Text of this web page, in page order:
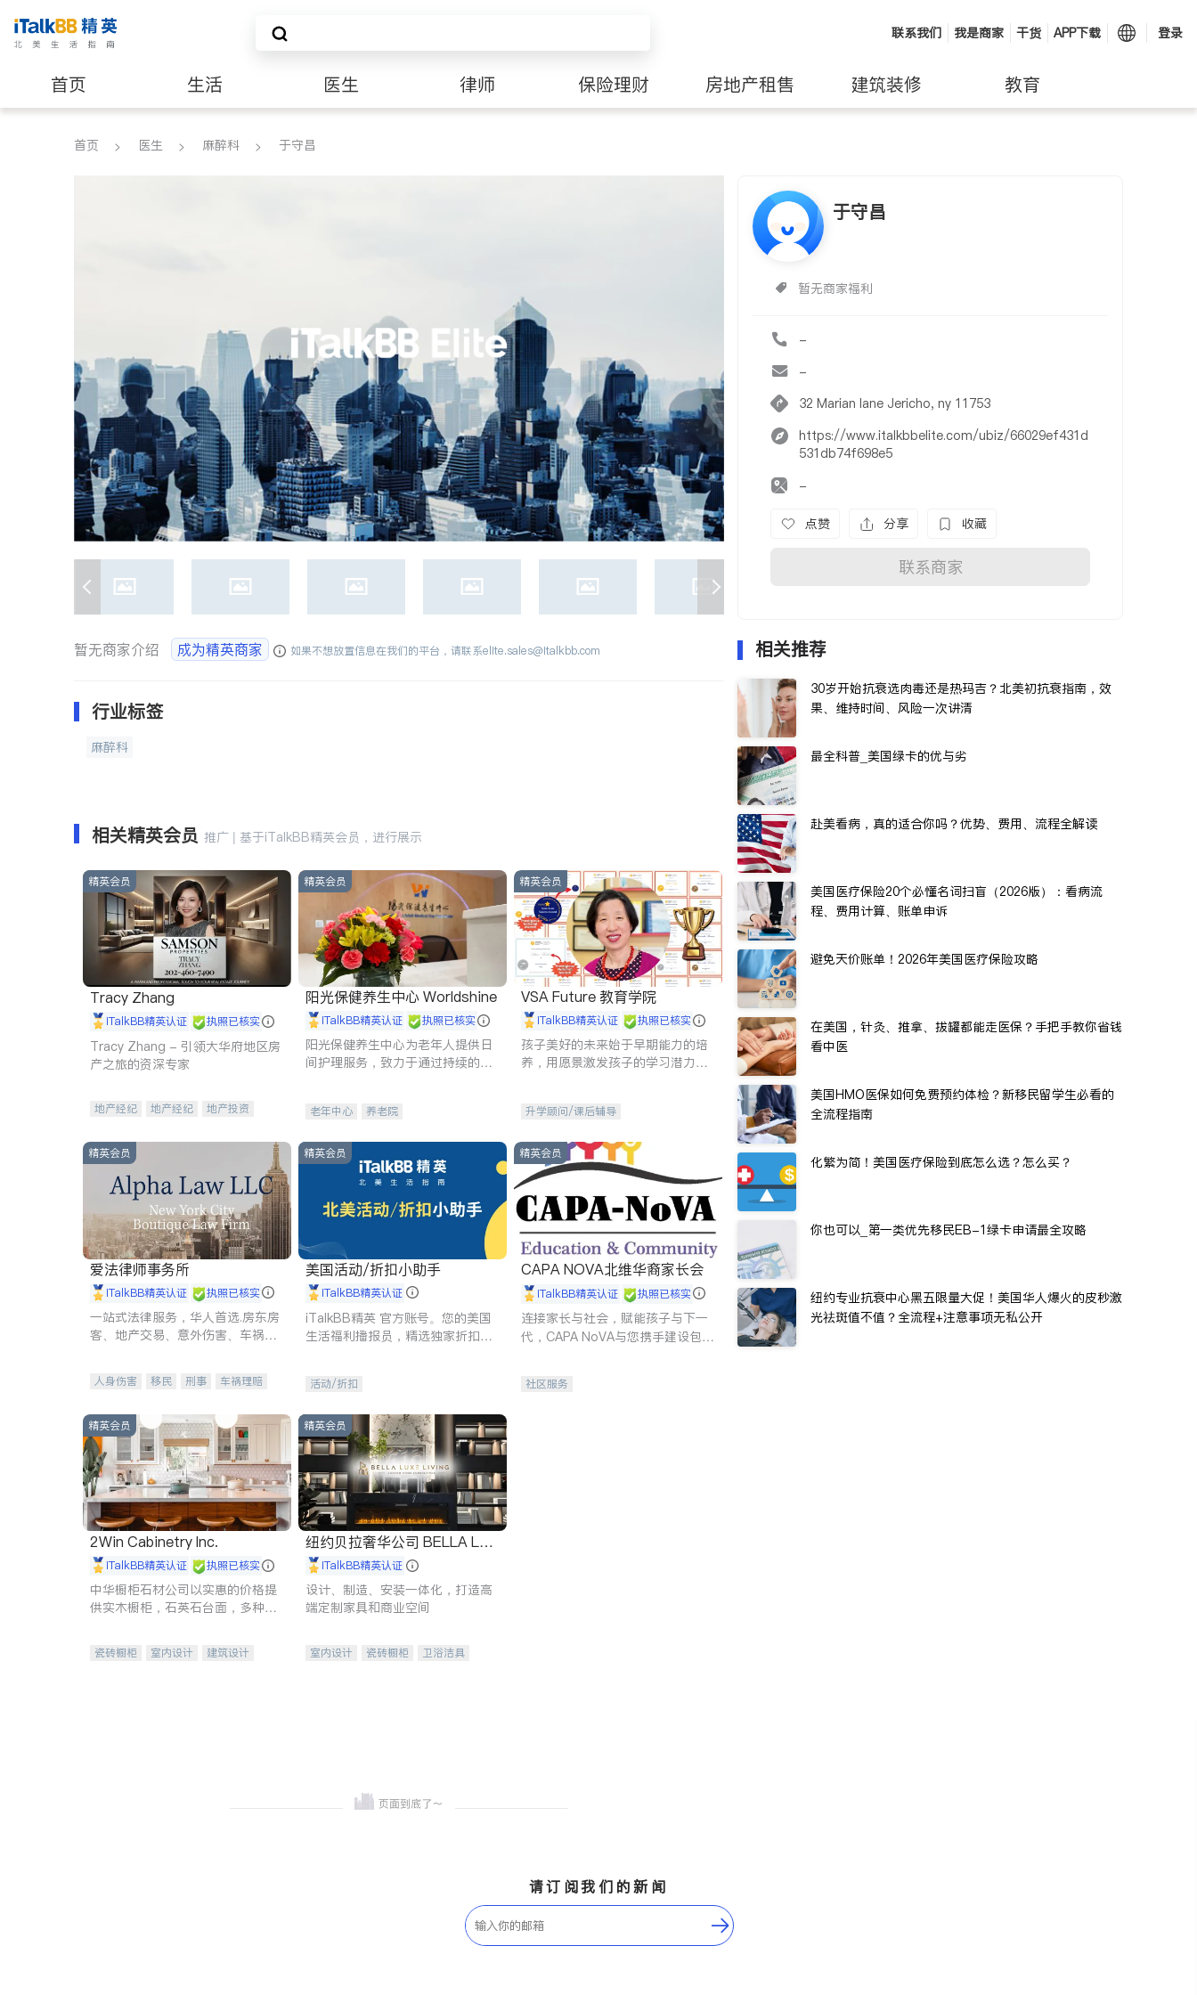
联系我们 我是商家 干货 APP下载 登录
首页 生活 医生 律师 保险理财 房地产租售 建筑装修 教育
养老 非盈利组织
首页 医生 麻醉科 于守昌
于守昌
暂无商家福利
-
-
32 Marian lane Jericho, ny 11753
https://www.italkbbelite.com/ubiz/66029ef431d
531db74f698e5
-
点赞 分享 收藏
联系商家
暂无商家介绍 成为精英商家 如果不想放置信息在我们的平台，请联系elite.sales@italkbb.com
行业标签
麻醉科
相关精英会员 推广 | 基于iTalkBB精英会员，进行展示
精英会员
Tracy Zhang
iTalkBB精英认证 执照已核实
Tracy Zhang - 引领大华府地区房
产之旅的资深专家
地产经纪 地产经纪
地产投资
精英会员
阳光保健养生中心 Worldshine
iTalkBB精英认证 执照已核实
阳光保健养生中心为老年人提供日
间护理服务，致力于通过持续的护
老年中心 养老院
精英会员
VSA Future 教育学院
iTalkBB精英认证 执照已核实
孩子美好的未来始于早期能力的培
养，用愿景激发孩子的学习潜力和
升学顾问/课后辅导
精英会员
爱法律师事务所
iTalkBB精英认证 执照已核实
一站式法律服务，华人首选.房东房
客、地产交易、意外伤害、车祸重
人身伤害 移民 刑事
车祸理赔
商标注册
索赔 律师-其它 保释
精英会员
美国活动/折扣小助手
iTalkBB精英认证
iTalkBB精英 官方账号。您的美国
生活福利播报员，精选独家折扣、
活动/折扣
精英会员
CAPA NOVA北维华裔家长会
iTalkBB精英认证 执照已核实
连接家长与社会，赋能孩子与下一
代，CAPA NoVA与您携手建设包
社区服务
精英会员
2Win Cabinetry Inc.
iTalkBB精英认证 执照已核实
中华橱柜石材公司以实惠的价格提
供实木橱柜，石英石台面，多种优
机。品质厨房，家的选择。
瓷砖橱柜 室内设计
建筑设计
精英会员
纽约贝拉奢华公司 BELLA LUX
E iTalkBB精英认证
设计、制造、安装一体化，打造高
端定制家具和商业空间
室内设计 瓷砖橱柜
卫浴洁具
相关推荐
30岁开始抗衰选肉毒还是热玛吉？北美初抗衰指南，效
果、维持时间、风险一次讲清
最全科普_美国绿卡的优与劣
赴美看病，真的适合你吗？优势、费用、流程全解读
美国医疗保险20个必懂名词扫盲（2026版）：看病流
程、费用计算、账单申诉
避免天价账单！2026年美国医疗保险攻略
在美国，针灸、推拿、拔罐都能走医保？手把手教你省钱
看中医
美国HMO医保如何免费预约体检？新移民留学生必看的
全流程指南
化繁为简！美国医疗保险到底怎么选？怎么买？
你也可以_第一类优先移民EB-1绿卡申请最全攻略
纽约专业抗衰中心黑五限量大促！美国华人爆火的皮秒激
光祛斑值不值？全流程+注意事项无私公开
请订阅我们的新闻